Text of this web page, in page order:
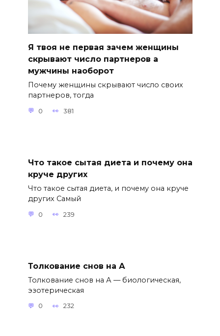
Я твоя не первая зачем женщины
скрывают число партнеров а
мужчины наоборот
Почему женщины скрывают число своих
партнеров, тогда
0 381
Что такое сытая диета и почему она
круче других
Что такое сытая диета, и почему она круче
других Самый
0 239
Толкование снов на А
Толкование снов на А — биологическая,
эзотерическая
0 232